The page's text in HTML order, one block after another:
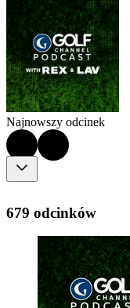
Najnowszy odcinek
679 odcinków